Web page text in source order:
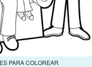
PARA COLOREAR